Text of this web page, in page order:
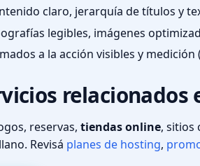
claro, jerarquía de títulos y
legibles, imágenes
a la acción visibles y
relacionados
reservas, tiendas online, sitios
Revisá planes de hosting,